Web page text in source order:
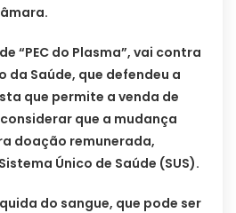
“PEC do Plasma”, vai contra
da Saúde, que defendeu a
que permite a venda de
que a mudança
doação remunerada,
Único de Saúde (SUS).
do sangue, que pode ser